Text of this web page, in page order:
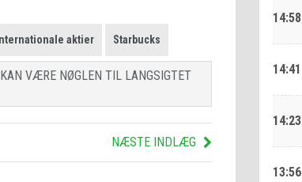
aktier Starbucks
VÆRE NØGLEN TIL LANGSIGTET
NÆSTE INDLÆG
14:58
14:41
14:23
13:56